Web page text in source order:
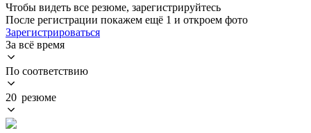
Чтобы видеть все резюме, зарегистрируйтесь
После регистрации покажем ещё 1 и откроем фото
Зарегистрироваться
За всё время
По соответствию
20 резюме